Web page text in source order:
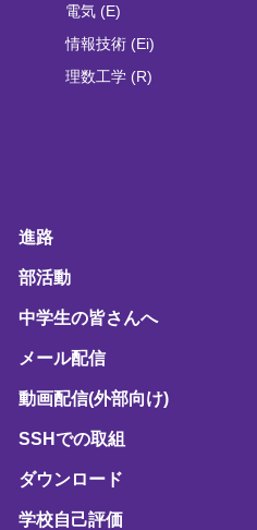
電気 (E)
情報技術 (Ei)
理数工学 (R)
進路
部活動
中学生の皆さんへ
メール配信
動画配信(外部向け)
SSHでの取組
ダウンロード
学校自己評価